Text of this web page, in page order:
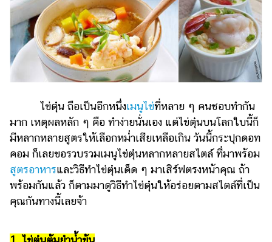
ง่ายๆ
ช้อป
ปิ้ง
รถยนต์
การ
ตกแต่ง
มือ
ถือ
ราคา
ราคา
ไข่ตุ๋น ถือเป็นอีกหนึ่งเมนูไข่ที่หลาย ๆ คนชอบทำกัน
มาก เหตุผลหลัก ๆ คือ ทำง่ายนั่นเอง แต่ไข่ตุ๋นบนโลกใบนี้ก็
มีหลากหลายสูตรให้เลือกหม่ำเสียเหลือเกิน วันนี้กระปุกดอท
คอม ก็เลยขอรวบรวมเมนูไข่ตุ๋นหลากหลายสไตล์ ที่มาพร้อม
สูตรอาหารและวิธีทำไข่ตุ๋นเด็ด ๆ มาเสิร์ฟตรงหน้าคุณ ถ้า
พร้อมกันแล้ว ก็ตามมาดูวิธีทำไข่ตุ๋นให้อร่อยตามสไตล์ที่เป็น
คุณกันทางนี้เลยจ้า